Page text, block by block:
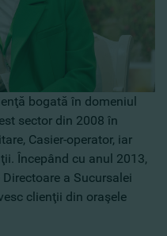
bogată în domeniul
sector din 2008 în
Casier-operator, iar
Începând cu anul 2013,
a Sucursalei
clienţii din oraşele